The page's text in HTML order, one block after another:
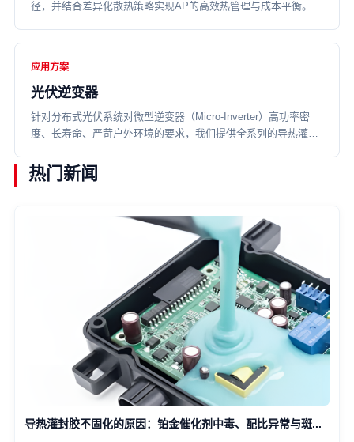
径，并结合差异化散热策略实现AP的高效热管理与成本平衡。
应用方案
光伏逆变器
针对分布式光伏系统对微型逆变器（Micro-Inverter）高功率密
度、长寿命、严苛户外环境的要求，我们提供全系列的导热灌封
热门新闻
导热灌封胶不固化的原因：铂金催化剂中毒、配比异常与斑贴测试排查方法